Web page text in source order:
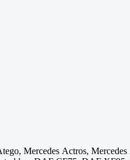
Mercedes Actros,